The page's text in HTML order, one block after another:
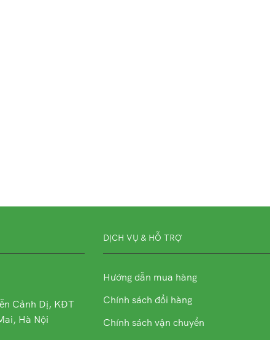
Cảnh Dị, KĐT
Hà Nội
DỊCH VỤ & HỖ TRỢ
Hướng dẫn mua hàng
Chính sách đổi hàng
Chính sách vận chuyển